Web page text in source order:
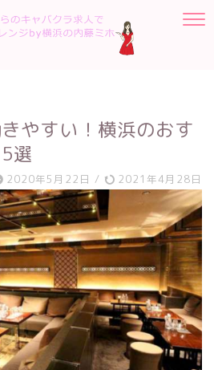
やすい！横浜のおす
選
2020年5月22日 / 2021年4月28日